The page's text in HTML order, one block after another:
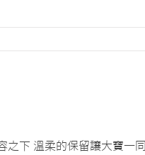
之下 溫柔的保留讓大寶一同